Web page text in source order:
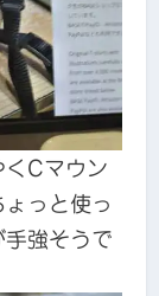
くCマウン
っと使っ
強そうで